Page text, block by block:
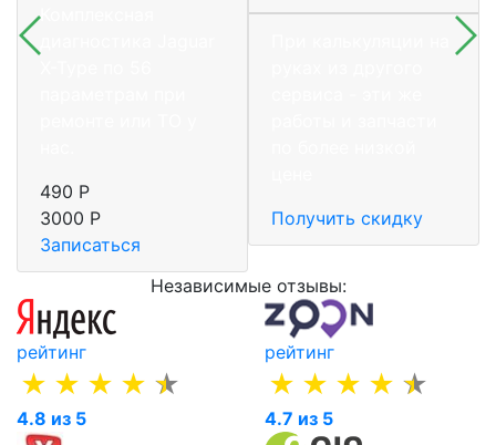
Комплексная
490 Р
3000 Р
Записаться
Получить скидку
Независимые отзывы:
рейтинг
4.8 из 5
рейтинг
4.7 из 5